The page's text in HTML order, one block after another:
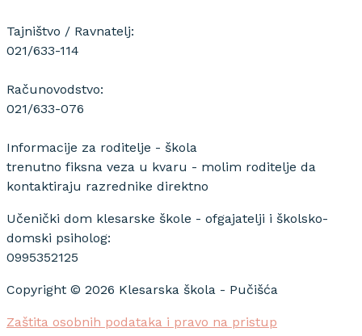
Tajništvo / Ravnatelj:
021/633-114
Računovodstvo:
021/633-076
Informacije za roditelje - škola
trenutno fiksna veza u kvaru - molim roditelje da
kontaktiraju razrednike direktno
Učenički dom klesarske škole - ofgajatelji i školsko-
domski psiholog:
0995352125
Copyright © 2026 Klesarska škola - Pučišća
Zaštita osobnih podataka i pravo na pristup